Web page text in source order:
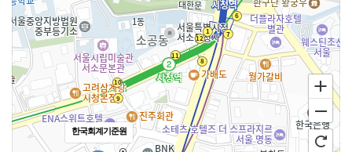
한국회계기준원